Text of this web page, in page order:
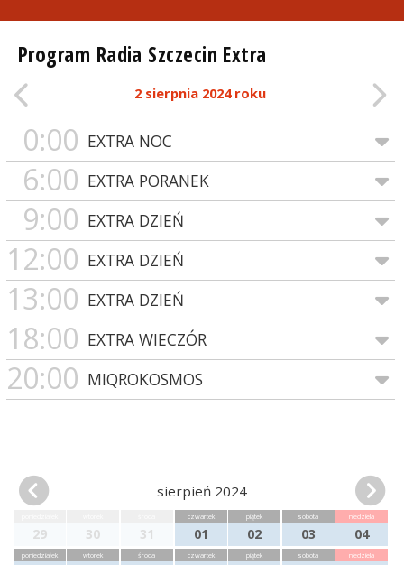
Program Radia Szczecin Extra
2 sierpnia 2024 roku
0:00 EXTRA NOC
6:00 EXTRA PORANEK
9:00 EXTRA DZIEŃ
12:00 EXTRA DZIEŃ
13:00 EXTRA DZIEŃ
18:00 EXTRA WIECZÓR
20:00 MIQROKOSMOS
sierpień 2024
29 30 31
czwartek
01
piątek
02
sobota
03
niedziela
04
poniedziałek wtorek środa czwartek piątek sobota niedziela